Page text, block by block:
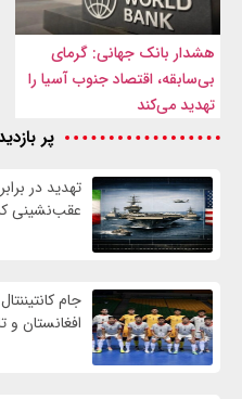
هشدار بانک جهانی: گرمای
بی‌سابقه، اقتصاد جنوب آسیا را
تهدید می‌کند
پر
تهدید در
عقب‌نشینی
جام
افغانستان و